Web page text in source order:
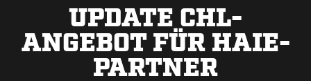
UPDATE CHL-
ANGEBOT FÜR HAIE-
PARTNER